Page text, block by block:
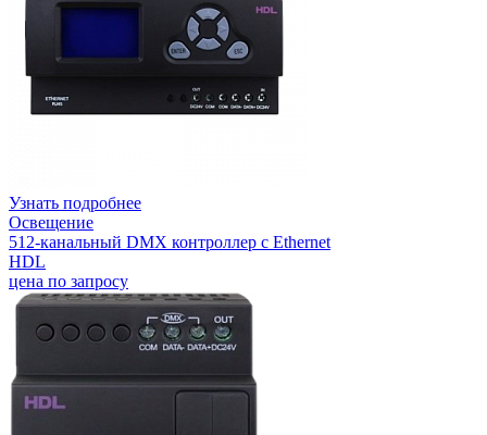
Узнать подробнее
Освещение
512-канальный DMX контроллер с Ethernet
HDL
цена по запросу